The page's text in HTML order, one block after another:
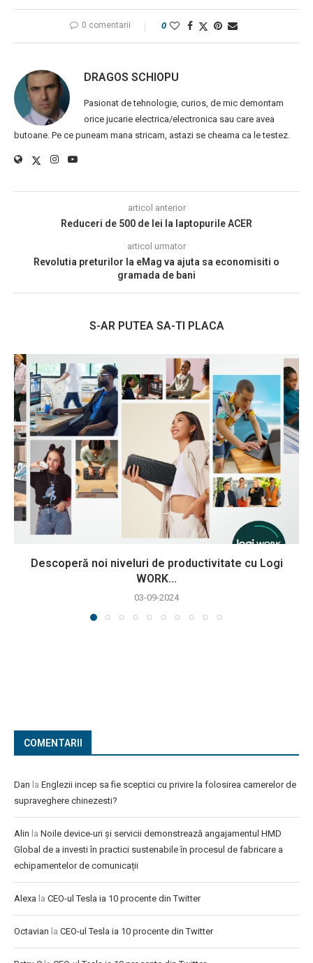
0 comentarii 0
DRAGOS SCHIOPU
Pasionat de tehnologie, curios, de mic demontam
orice jucarie electrica/electronica sau care avea
butoane. Pe ce puneam mana stricam, astazi se cheama ca le testez.
articol anterior
Reduceri de 500 de lei la laptopurile ACER
articol urmator
Revolutia preturilor la eMag va ajuta sa economisiti o
gramada de bani
S-AR PUTEA SA-TI PLACA
Descoperă noi niveluri de productivitate cu Logi
WORK...
03-09-2024
COMENTARII
Dan la Englezii incep sa fie sceptici cu privire la folosirea camerelor de
supraveghere chinezesti?
Alin la Noile device-uri și servicii demonstrează angajamentul HMD
Global de a investi în practici sustenabile în procesul de fabricare a
echipamentelor de comunicații
Alexa la CEO-ul Tesla ia 10 procente din Twitter
Octavian la CEO-ul Tesla ia 10 procente din Twitter